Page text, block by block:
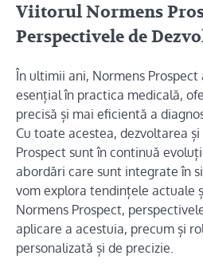
Viitorul Normens
Perspectivele de
În ultimii ani, Normens
esențial în practica medicală,
precisă și mai eficientă a
Cu toate acestea, dezvoltarea
Prospect sunt în continuă
abordări care sunt integrate în
vom explora tendințele actuale
Normens Prospect,
aplicare a acestuia, precum și
personalizată și de precizie.